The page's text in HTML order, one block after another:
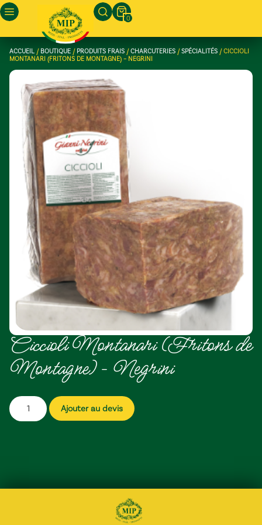
0
ACCUEIL / BOUTIQUE / PRODUITS FRAIS /CHARCUTERIES /SPÉCIALITÉS / CICCIOLI
MONTANARI (FRITONS DE MONTAGNE) – NEGRINI
Ciccioli Montanari (Fritons de
Montagne) – Negrini
Ajouter au devis